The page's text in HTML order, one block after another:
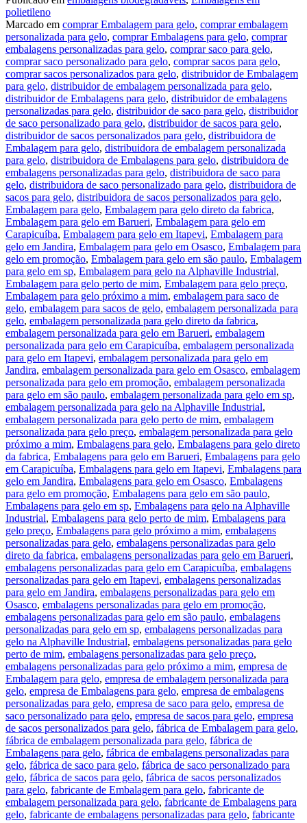
polietileno
Marcado em comprar Embalagem para gelo, comprar embalagem
personalizada para gelo, comprar Embalagens para gelo, comprar
embalagens personalizadas para gelo, comprar saco para gelo,
comprar saco personalizado para gelo, comprar sacos para gelo,
comprar sacos personalizados para gelo, distribuidor de Embalagem
para gelo, distribuidor de embalagem personalizada para gelo,
distribuidor de Embalagens para gelo, distribuidor de embalagens
personalizadas para gelo, distribuidor de saco para gelo, distribuidor
de saco personalizado para gelo, distribuidor de sacos para gelo,
distribuidor de sacos personalizados para gelo, distribuidora de
Embalagem para gelo, distribuidora de embalagem personalizada
para gelo, distribuidora de Embalagens para gelo, distribuidora de
embalagens personalizadas para gelo, distribuidora de saco para
gelo, distribuidora de saco personalizado para gelo, distribuidora de
sacos para gelo, distribuidora de sacos personalizados para gelo,
Embalagem para gelo, Embalagem para gelo direto da fabrica,
Embalagem para gelo em Barueri, Embalagem para gelo em
Carapicuíba, Embalagem para gelo em Itapevi, Embalagem para
gelo em Jandira, Embalagem para gelo em Osasco, Embalagem para
gelo em promoção, Embalagem para gelo em são paulo, Embalagem
para gelo em sp, Embalagem para gelo na Alphaville Industrial,
Embalagem para gelo perto de mim, Embalagem para gelo preço,
Embalagem para gelo próximo a mim, embalagem para saco de
gelo, embalagem para sacos de gelo, embalagem personalizada para
gelo, embalagem personalizada para gelo direto da fabrica,
embalagem personalizada para gelo em Barueri, embalagem
personalizada para gelo em Carapicuíba, embalagem personalizada
para gelo em Itapevi, embalagem personalizada para gelo em
Jandira, embalagem personalizada para gelo em Osasco, embalagem
personalizada para gelo em promoção, embalagem personalizada
para gelo em são paulo, embalagem personalizada para gelo em sp,
embalagem personalizada para gelo na Alphaville Industrial,
embalagem personalizada para gelo perto de mim, embalagem
personalizada para gelo preço, embalagem personalizada para gelo
próximo a mim, Embalagens para gelo, Embalagens para gelo direto
da fabrica, Embalagens para gelo em Barueri, Embalagens para gelo
em Carapicuíba, Embalagens para gelo em Itapevi, Embalagens para
gelo em Jandira, Embalagens para gelo em Osasco, Embalagens
para gelo em promoção, Embalagens para gelo em são paulo,
Embalagens para gelo em sp, Embalagens para gelo na Alphaville
Industrial, Embalagens para gelo perto de mim, Embalagens para
gelo preço, Embalagens para gelo próximo a mim, embalagens
personalizadas para gelo, embalagens personalizadas para gelo
direto da fabrica, embalagens personalizadas para gelo em Barueri,
embalagens personalizadas para gelo em Carapicuíba, embalagens
personalizadas para gelo em Itapevi, embalagens personalizadas
para gelo em Jandira, embalagens personalizadas para gelo em
Osasco, embalagens personalizadas para gelo em promoção,
embalagens personalizadas para gelo em são paulo, embalagens
personalizadas para gelo em sp, embalagens personalizadas para
gelo na Alphaville Industrial, embalagens personalizadas para gelo
perto de mim, embalagens personalizadas para gelo preço,
embalagens personalizadas para gelo próximo a mim, empresa de
Embalagem para gelo, empresa de embalagem personalizada para
gelo, empresa de Embalagens para gelo, empresa de embalagens
personalizadas para gelo, empresa de saco para gelo, empresa de
saco personalizado para gelo, empresa de sacos para gelo, empresa
de sacos personalizados para gelo, fábrica de Embalagem para gelo,
fábrica de embalagem personalizada para gelo, fábrica de
Embalagens para gelo, fábrica de embalagens personalizadas para
gelo, fábrica de saco para gelo, fábrica de saco personalizado para
gelo, fábrica de sacos para gelo, fábrica de sacos personalizados
para gelo, fabricante de Embalagem para gelo, fabricante de
embalagem personalizada para gelo, fabricante de Embalagens para
gelo, fabricante de embalagens personalizadas para gelo, fabricante